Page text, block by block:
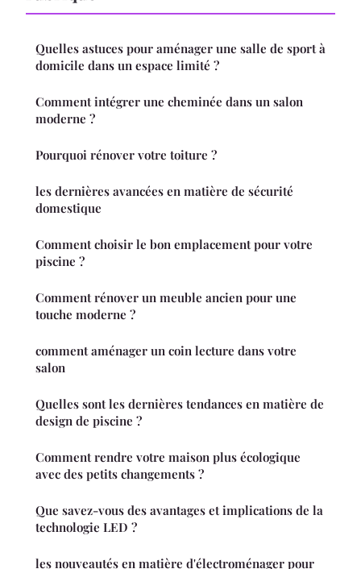
Quelles astuces pour aménager une salle de sport à
domicile dans un espace limité ?
Comment intégrer une cheminée dans un salon
moderne ?
Pourquoi rénover votre toiture ?
les dernières avancées en matière de sécurité
domestique
Comment choisir le bon emplacement pour votre
piscine ?
Comment rénover un meuble ancien pour une
touche moderne ?
comment aménager un coin lecture dans votre
salon
Quelles sont les dernières tendances en matière de
design de piscine ?
Comment rendre votre maison plus écologique
avec des petits changements ?
Que savez-vous des avantages et implications de la
technologie LED ?
les nouveautés en matière d'électroménager pour